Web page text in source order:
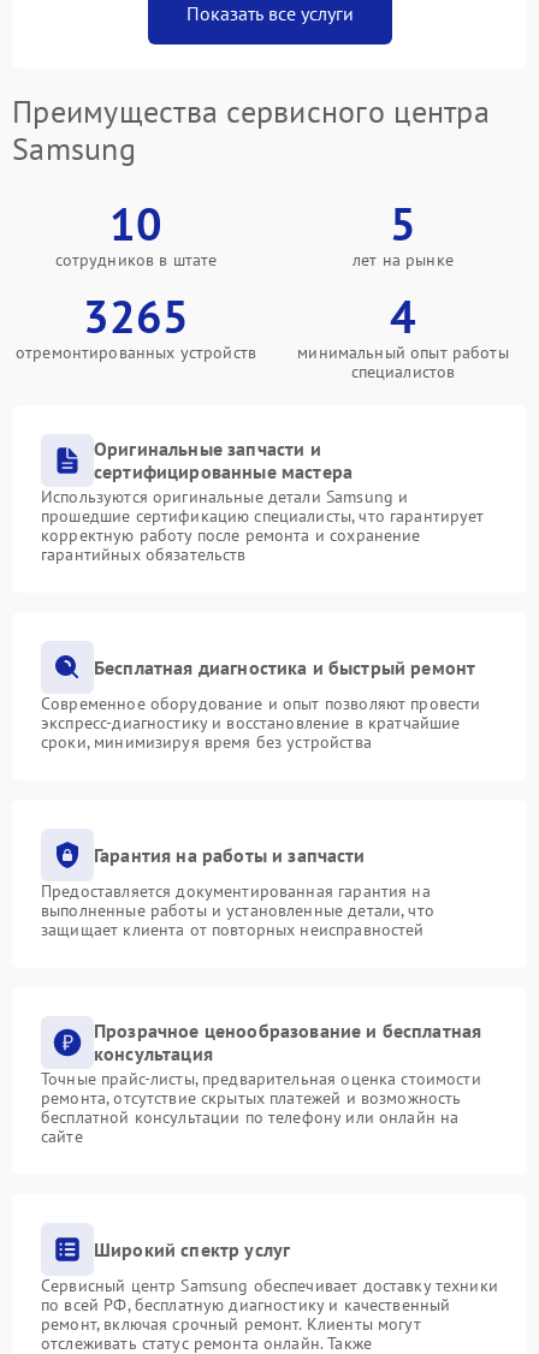
Показать все услуги
Преимущества сервисного центра
Samsung
10
сотрудников в штате
5
лет на рынке
3265
отремонтированных устройств
4
минимальный опыт работы
специалистов
Оригинальные запчасти и
сертифицированные мастера
Используются оригинальные детали Samsung и
прошедшие сертификацию специалисты, что гарантирует
корректную работу после ремонта и сохранение
гарантийных обязательств
Бесплатная диагностика и быстрый ремонт
Современное оборудование и опыт позволяют провести
экспресс-диагностику и восстановление в кратчайшие
сроки, минимизируя время без устройства
Гарантия на работы и запчасти
Предоставляется документированная гарантия на
выполненные работы и установленные детали, что
защищает клиента от повторных неисправностей
Прозрачное ценообразование и бесплатная
консультация
Точные прайс-листы, предварительная оценка стоимости
ремонта, отсутствие скрытых платежей и возможность
бесплатной консультации по телефону или онлайн на
сайте
Широкий спектр услуг
Сервисный центр Samsung обеспечивает доставку техники
по всей РФ, бесплатную диагностику и качественный
ремонт, включая срочный ремонт. Клиенты могут
отслеживать статус ремонта онлайн. Также